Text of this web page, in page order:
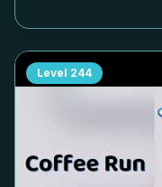
Level 244